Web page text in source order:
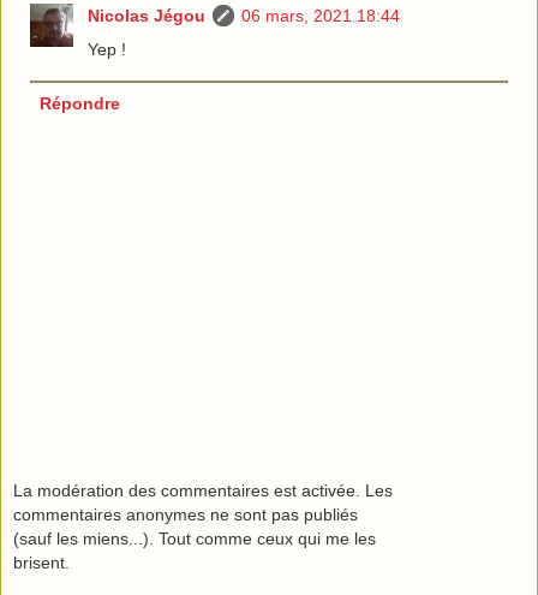
Nicolas Jégou
06 mars, 2021 18:44
Yep !
Répondre
La modération des commentaires est activée. Les
commentaires anonymes ne sont pas publiés
(sauf les miens...). Tout comme ceux qui me les
brisent.